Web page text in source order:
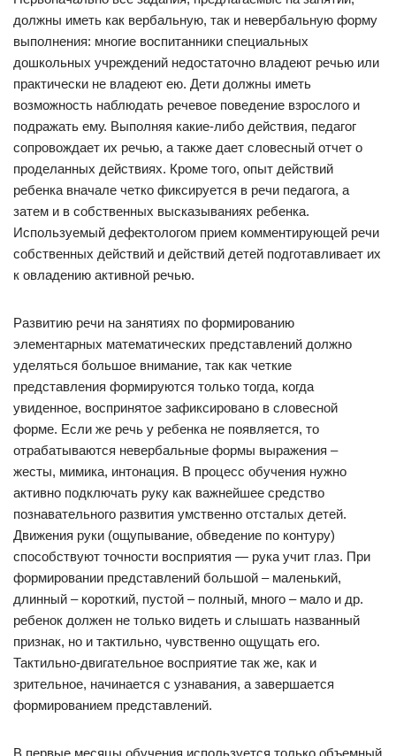
должны иметь как вербальную, так и невербальную форму
выполнения: многие воспитанники специальных
дошкольных учреждений недостаточно владеют речью или
практически не владеют ею. Дети должны иметь
возможность наблюдать речевое поведение взрослого и
подражать ему. Выполняя какие-либо действия, педагог
сопровождает их речью, а также дает словесный отчет о
проделанных действиях. Кроме того, опыт действий
ребенка вначале четко фиксируется в речи педагога, а
затем и в собственных высказываниях ребенка.
Используемый дефектологом прием комментирующей речи
собственных действий и действий детей подготавливает их
к овладению активной речью.
Развитию речи на занятиях по формированию
элементарных математических представлений должно
уделяться большое внимание, так как четкие
представления формируются только тогда, когда
увиденное, воспринятое зафиксировано в словесной
форме. Если же речь у ребенка не появляется, то
отрабатываются невербальные формы выражения –
жесты, мимика, интонация. В процесс обучения нужно
активно подключать руку как важнейшее средство
познавательного развития умственно отсталых детей.
Движения руки (ощупывание, обведение по контуру)
способствуют точности восприятия — рука учит глаз. При
формировании представлений большой – маленький,
длинный – короткий, пустой – полный, много – мало и др.
ребенок должен не только видеть и слышать названный
признак, но и тактильно, чувственно ощущать его.
Тактильно-двигательное восприятие так же, как и
зрительное, начинается с узнавания, а завершается
формированием представлений.
В первые месяцы обучения используется только объемный